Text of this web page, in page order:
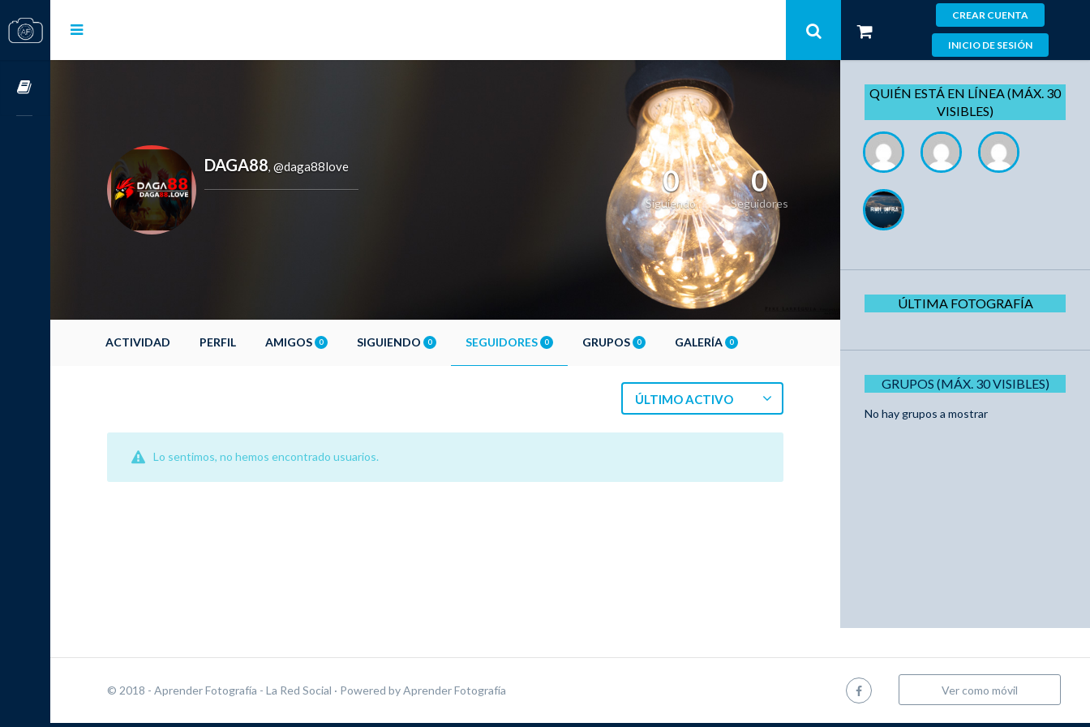
CREAR CUENTA
INICIO DE SESIÓN
DAGA88, @daga88love 0
Siguiendo
0
Seguidores
ACTIVIDAD PERFIL AMIGOS 0 SIGUIENDO 0 SEGUIDORES 0 GRUPOS 0 GALERÍA 0
ÚLTIMO ACTIVO
Lo sentimos, no hemos encontrado usuarios.
QUIÉN ESTÁ EN LÍNEA (MÁX. 30
VISIBLES)
ÚLTIMA FOTOGRAFÍA
GRUPOS (MÁX. 30 VISIBLES)
No hay grupos a mostrar
© 2018 - Aprender Fotografía - La Red Social · Powered byAprender Fotografía